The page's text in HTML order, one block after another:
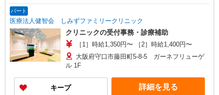
パート
医療法人健智会 しみずファミリークリニック
クリニックの受付事務・診療補助
［1］時給1,350円〜 ［2］時給1,400円〜
大阪府守口市藤田町5-8-5 ガーネフリューゲ
ル 1F
キープ 詳細を見る